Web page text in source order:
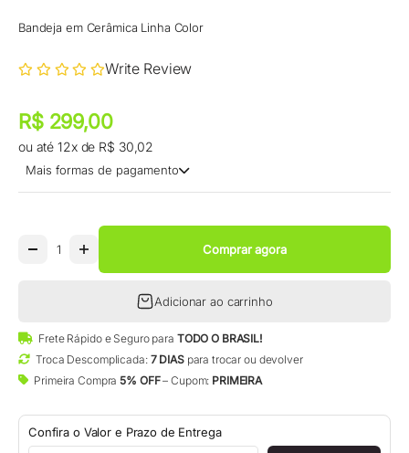
Bandeja em Cerâmica Linha Color
Write Review
Preço promocional
Preço promocional
R$ 299,00
ou até 12x de R$ 30,02
Mais formas de pagamento
Comprar agora
Adicionar ao carrinho
Frete Rápido e Seguro para TODO O BRASIL!
Troca Descomplicada: 7 DIASpara trocar ou devolver
Primeira Compra5% OFF– Cupom: PRIMEIRA
Confira o Valor e Prazo de Entrega